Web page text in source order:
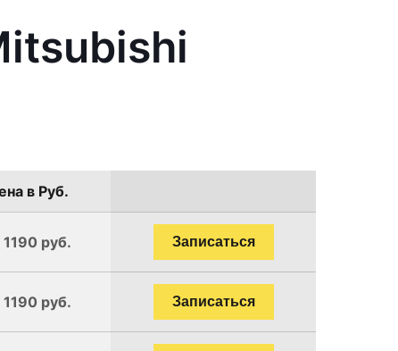
в Руб.
1190 руб. Записаться
1190 руб. Записаться